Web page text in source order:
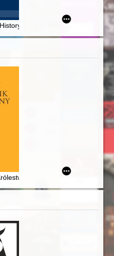
of libraries and librarians in
Tylingo i jego archiwum
Sobótka. R. 76, nr 2
of printing telegraphy
Polskim (1861) : pierwsze